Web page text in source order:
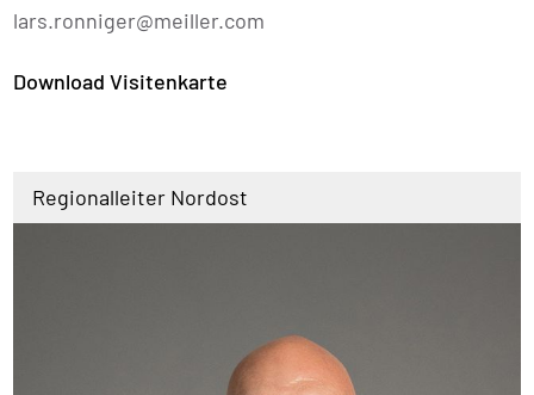
lars.ronniger@meiller.com
Download Visitenkarte
Regionalleiter Nordost